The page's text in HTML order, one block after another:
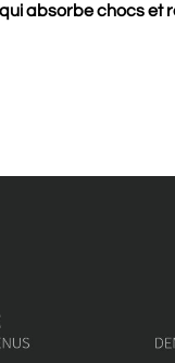
absorbe chocs et